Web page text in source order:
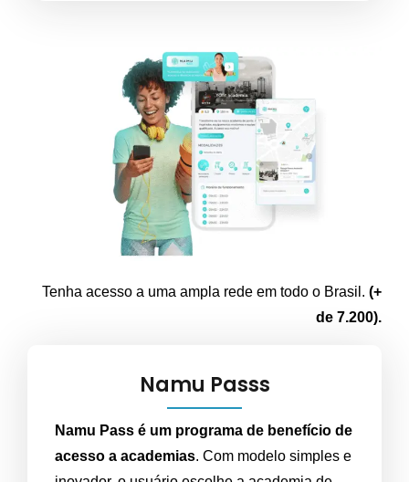
Namu Passs
Namu Pass é um programa de benefício de
acesso a academias. Com modelo simples e
Tenha acesso a uma ampla rede em todo o Brasil. (+
de 7.200).